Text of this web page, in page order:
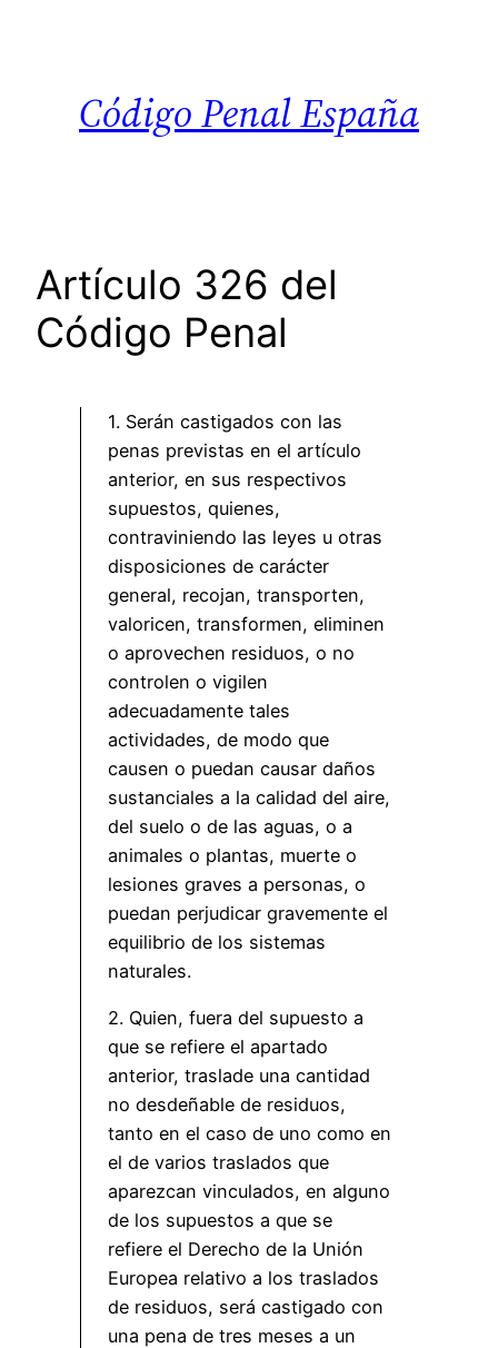
Código Penal España
Artículo 326 del
Código Penal
1. Serán castigados con las
penas previstas en el artículo
anterior, en sus respectivos
supuestos, quienes,
contraviniendo las leyes u otras
disposiciones de carácter
general, recojan, transporten,
valoricen, transformen, eliminen
o aprovechen residuos, o no
controlen o vigilen
adecuadamente tales
actividades, de modo que
causen o puedan causar daños
sustanciales a la calidad del aire,
del suelo o de las aguas, o a
animales o plantas, muerte o
lesiones graves a personas, o
puedan perjudicar gravemente el
equilibrio de los sistemas
naturales.
2. Quien, fuera del supuesto a
que se refiere el apartado
anterior, traslade una cantidad
no desdeñable de residuos,
tanto en el caso de uno como en
el de varios traslados que
aparezcan vinculados, en alguno
de los supuestos a que se
refiere el Derecho de la Unión
Europea relativo a los traslados
de residuos, será castigado con
una pena de tres meses a un